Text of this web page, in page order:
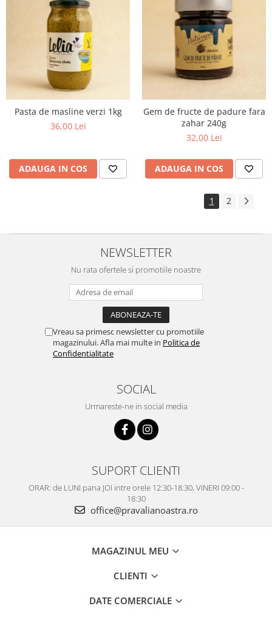
Pasta de masline verzi 1kg
36,00 Lei
ADAUGA IN COS
Gem de fructe de padure fara
zahar 240g
32,00 Lei
ADAUGA IN COS
1 2
NEWSLETTER
Nu rata ofertele si promotiile noastre
Vreau sa primesc newsletter cu promotiile
magazinului. Afla mai multe in Politica de
Confidentialitate
SOCIAL
Urmareste-ne in social media
SUPORT CLIENTI
ORAR: de LUNI pana JOI intre orele 12:30-18:30, VINERI 09:00 -
18:30
office@pravalianoastra.ro
MAGAZINUL MEU
CLIENTI
DATE COMERCIALE